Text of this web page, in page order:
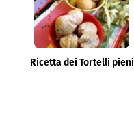
Ricetta dei Tortelli pieni